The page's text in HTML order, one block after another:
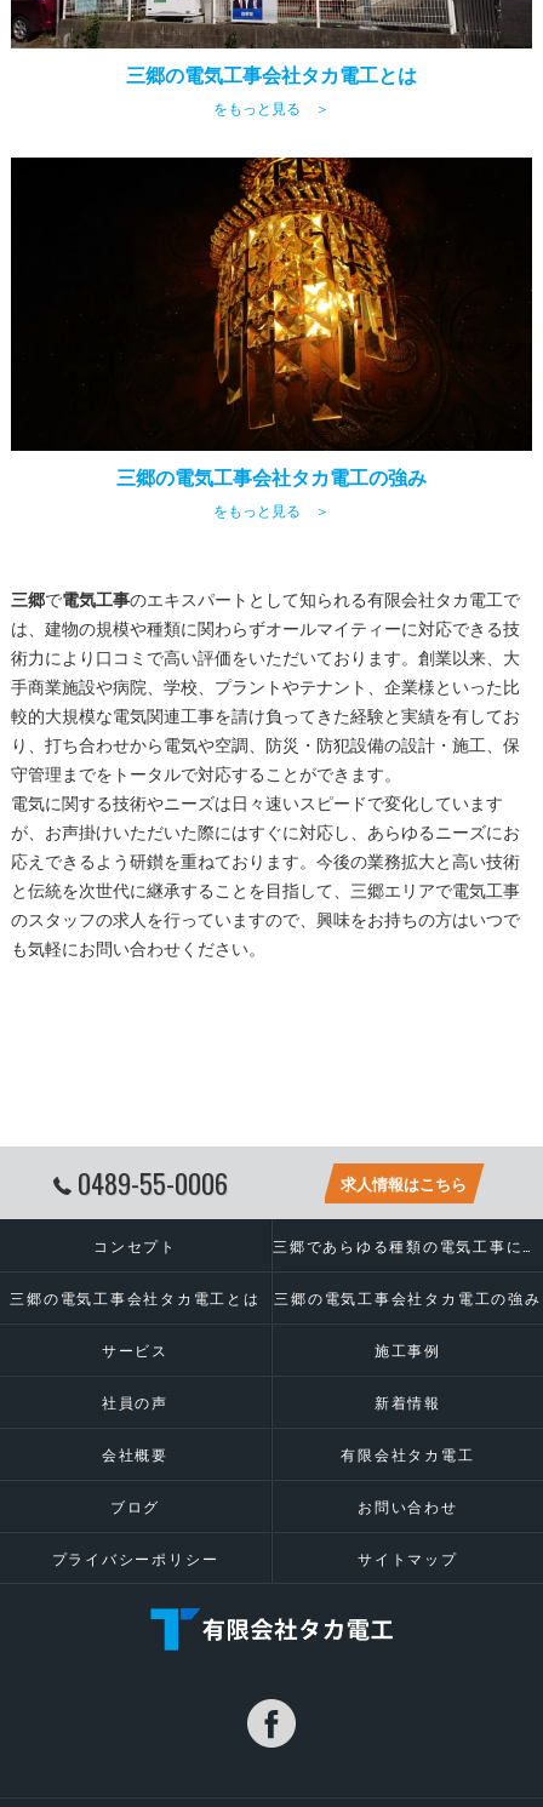
三郷の電気工事会社タカ電工とは
をもっと見る ＞
三郷の電気工事会社タカ電工の強み
をもっと見る ＞
三郷で電気工事のエキスパートとして知られる有限会社タカ電工で
は、建物の規模や種類に関わらずオールマイティーに対応できる技
術力により口コミで高い評価をいただいております。創業以来、大
手商業施設や病院、学校、プラントやテナント、企業様といった比
較的大規模な電気関連工事を請け負ってきた経験と実績を有してお
り、打ち合わせから電気や空調、防災・防犯設備の設計・施工、保
守管理までをトータルで対応することができます。
電気に関する技術やニーズは日々速いスピードで変化しています
が、お声掛けいただいた際にはすぐに対応し、あらゆるニーズにお
応えできるよう研鑚を重ねております。今後の業務拡大と高い技術
と伝統を次世代に継承することを目指して、 三郷エリアで電気工事
のスタッフの求人を行っていますので、興味をお持ちの方はいつで
も気軽にお問い合わせください。
0489-55-0006 求人情報はこちら
コンセプト
三郷の電気工事会社タカ電工とは 三郷の電気工事会社タカ電工の強み
サービス 施工事例
社員の声 新着情報
会社概要 有限会社タカ電工
ブログ お問い合わせ
プライバシーポリシー サイトマップ